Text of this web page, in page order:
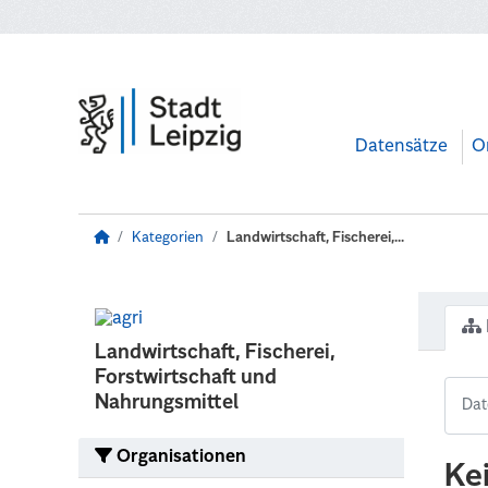
Datensätze
Kategorien Landwirtschaft, Fischerei,...
Landwirtschaft, Fischerei,
Forstwirtschaft und
Nahrungsmittel
Organisationen